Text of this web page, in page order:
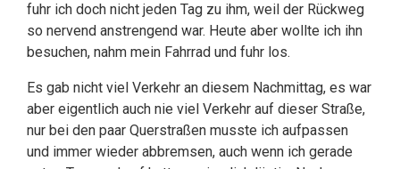
fuhr ich doch nicht jeden Tag zu ihm, weil der Rückweg
so nervend anstrengend war. Heute aber wollte ich ihn
besuchen, nahm mein Fahrrad und fuhr los.
Es gab nicht viel Verkehr an diesem Nachmittag, es war
aber eigentlich auch nie viel Verkehr auf dieser Straße,
nur bei den paar Querstraßen musste ich aufpassen
und immer wieder abbremsen, auch wenn ich gerade